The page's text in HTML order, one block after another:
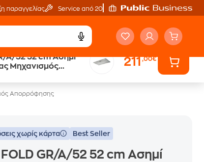
παραγγελίας Service από 20'
A/52 52 cm Ασημί
Μηχανισμός
211,00€
Public επιστροφή €
Απορρόφησης
χωρίς κάρτα Best Seller
FOLD GR/A/52 52 cm Ασημί